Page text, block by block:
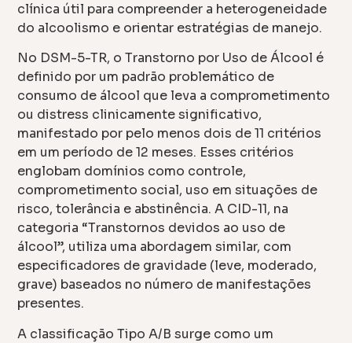
clínica útil para compreender a heterogeneidade
do alcoolismo e orientar estratégias de manejo.
No DSM-5-TR, o Transtorno por Uso de Álcool é
definido por um padrão problemático de
consumo de álcool que leva a comprometimento
ou distress clinicamente significativo,
manifestado por pelo menos dois de 11 critérios
em um período de 12 meses. Esses critérios
englobam domínios como controle,
comprometimento social, uso em situações de
risco, tolerância e abstinência. A CID-11, na
categoria “Transtornos devidos ao uso de
álcool”, utiliza uma abordagem similar, com
especificadores de gravidade (leve, moderado,
grave) baseados no número de manifestações
presentes.
A classificação Tipo A/B surge como um